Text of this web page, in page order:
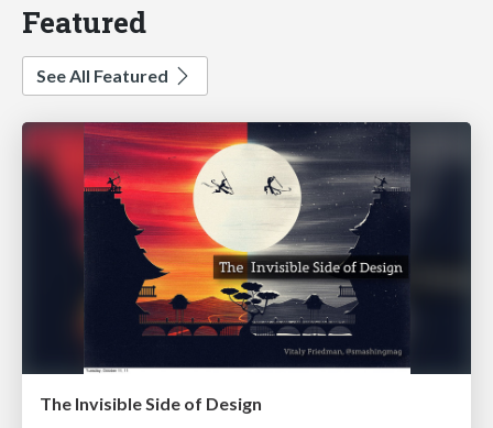
Featured
See All Featured
The Invisible Side of Design